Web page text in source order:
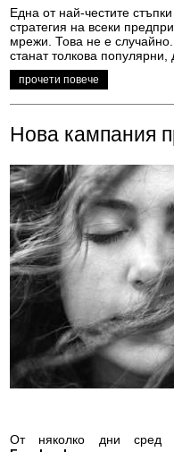
Една от най-честите
стратегия на всеки
мрежи. Това не е
станат толкова популярни,
прочети повече
Нова кампания
От няколко дни сред